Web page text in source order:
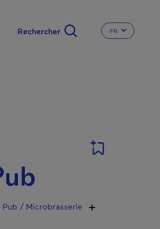
CHANGER
FR
Pub / Microbrasserie